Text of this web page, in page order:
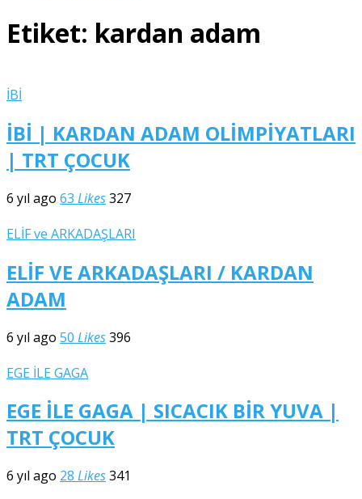
Etiket: kardan adam
İBİ
İBİ | KARDAN ADAM OLİMPİYATLARI
| TRT ÇOCUK
6 yıl ago 63 Likes327
ELİF ve ARKADAŞLARI
ELİF VE ARKADAŞLARI / KARDAN
ADAM
6 yıl ago 50 Likes396
EGE İLE GAGA
EGE İLE GAGA | SICACIK BİR YUVA |
TRT ÇOCUK
6 yıl ago 28 Likes341